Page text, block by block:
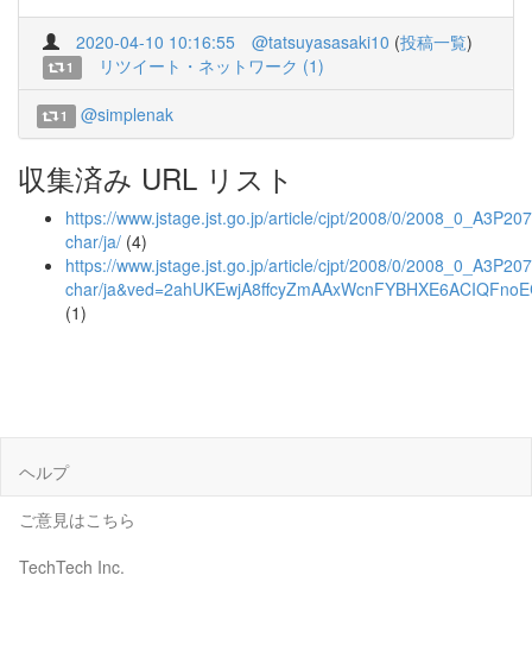
2020-04-10 10:16:55 @tatsuyasasaki10 (投稿一覧)
1 リツイート・ネットワーク (1)
1 @simplenak
収集済み URL リスト
https://www.jstage.jst.go.jp/article/cjpt/2008/0/
char/ja/ (4)
https://www.jstage.jst.go.jp/article/cjpt/2008/0/
char/
(1)
ヘルプ
ご意見はこちら
TechTech Inc.